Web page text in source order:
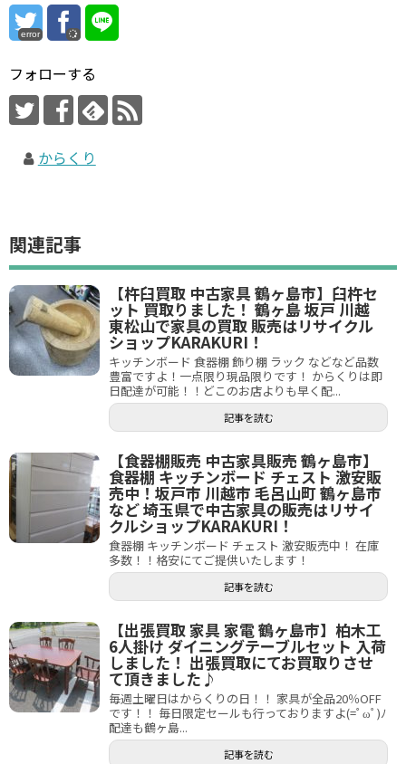
error
フォローする
からくり
関連記事
【杵臼買取 中古家具 鶴ヶ島市】臼杵セ
ット 買取りました！ 鶴ヶ島 坂戸 川越
東松山で家具の買取 販売はリサイクル
ショップKARAKURI！
キッチンボード 食器棚 飾り棚 ラック などなど品数
豊富ですよ！一点限り現品限りです！ からくりは即
日配達が可能！！どこのお店よりも早く配...
記事を読む
【食器棚販売 中古家具販売 鶴ヶ島市】
食器棚 キッチンボード チェスト 激安販
売中！坂戸市 川越市 毛呂山町 鶴ヶ島市
など 埼玉県で中古家具の販売はリサイ
クルショップKARAKURI！
食器棚 キッチンボード チェスト 激安販売中！ 在庫
多数！！格安にてご提供いたします！
記事を読む
【出張買取 家具 家電 鶴ヶ島市】柏木工
6人掛け ダイニングテーブルセット 入荷
しました！ 出張買取にてお買取りさせ
て頂きました♪
毎週土曜日はからくりの日！！ 家具が全品20％OFF
です！！ 毎日限定セールも行っておりますよ(=ﾟωﾟ)ﾉ
配達も鶴ヶ島...
記事を読む